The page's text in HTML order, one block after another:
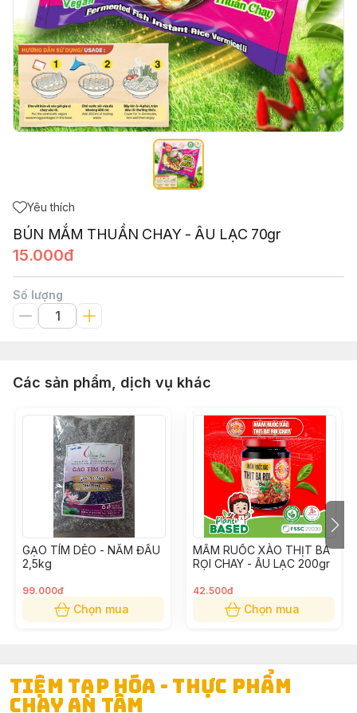
Yêu thích
BÚN MẮM THUẦN CHAY - ÂU LẠC 70gr
15.000đ
Số lượng
Các sản phẩm, dịch vụ khác
GẠO TÍM DẺO - NĂM ĐẤU
2,5kg
99.000đ
Chọn mua
MẮM RUỐC XÀO THỊT BA
RỌI CHAY - ÂU LẠC 200gr
42.500đ
Chọn mua
TIỆM TẠP HÓA - THỰC PHẨM
CHAY AN TÂM